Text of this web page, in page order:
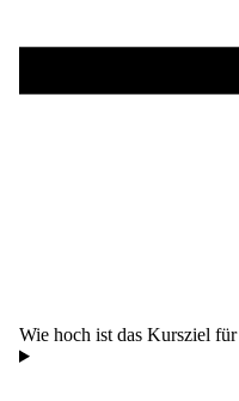
Wie hoch ist das Kursziel